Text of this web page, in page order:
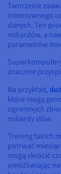
Tworzenie
intensywnego
danych. Ten
miliardów, a
parametrów
znacznie
Na przykład,
które mogą
ogromnych
miliardy słów.
Trening takich
potrwać
mogą skrócić
umożliwiając